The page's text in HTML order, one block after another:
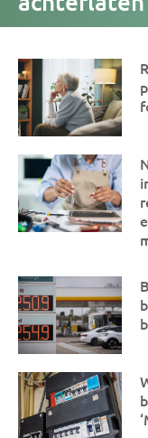
Andere
artikelen